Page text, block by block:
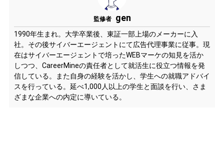
監修者 gen
1990年生まれ。大学卒業後、東証一部上場のメーカーに入
社。その後サイバーエージェントにて広告代理事業に従事。現
在はサイバーエージェントで培ったWEBマーケの知見を活か
しつつ、CareerMineの責任者として就活生に役立つ情報を発
信している。また自身の経験を活かし、学生への就職アドバイ
スを行っている。延べ1,000人以上の学生と面談を行い、さま
ざまな企業への内定に導いている。